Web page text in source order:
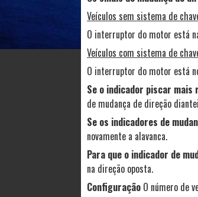
Veículos sem sistema de
O interruptor do motor está
Veículos com sistema de
O interruptor do motor está
Se o indicador piscar mais
de mudança de direção
Se os indicadores de
novamente a alavanca.
Para que o indicador de
na direção oposta.
Configuração O número de